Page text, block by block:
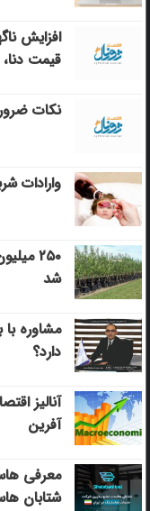
افزایش
قیمت دنا،
نکات
وارادات
۲۵۰
شد
مشاوره
دارد؟
آنالیز
آفرین
معرفی
شتابان